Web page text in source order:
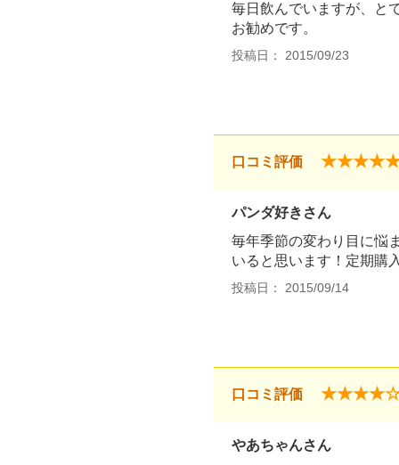
毎日飲んでいますが、と
お勧めです。
投稿日： 2015/09/23
口コミ評価
パンダ好きさん
毎年季節の変わり目に悩
いると思います！定期購
投稿日： 2015/09/14
口コミ評価
やあちゃんさん